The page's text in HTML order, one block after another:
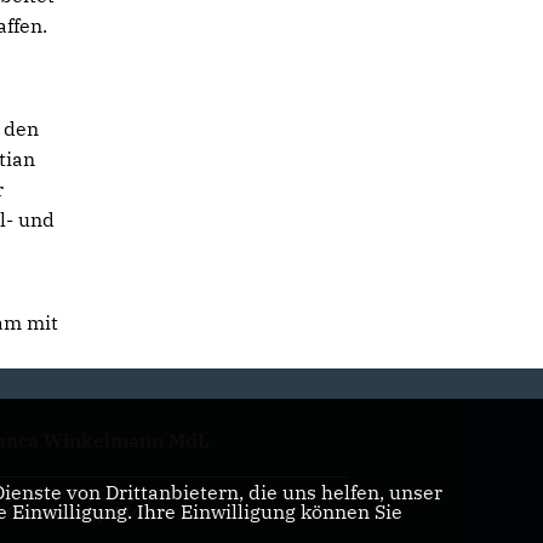
und
mit
Oliver Vogt MdB
von Drittanbietern, die uns helfen, unser
Einwilligung. Ihre Einwilligung können Sie